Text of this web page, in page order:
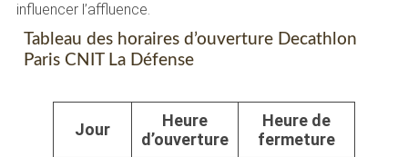
influencer l’affluence.
Tableau des horaires d’ouverture Decathlon
Paris CNIT La Défense
Jour
Heure
d’ouverture
Heure de
fermeture